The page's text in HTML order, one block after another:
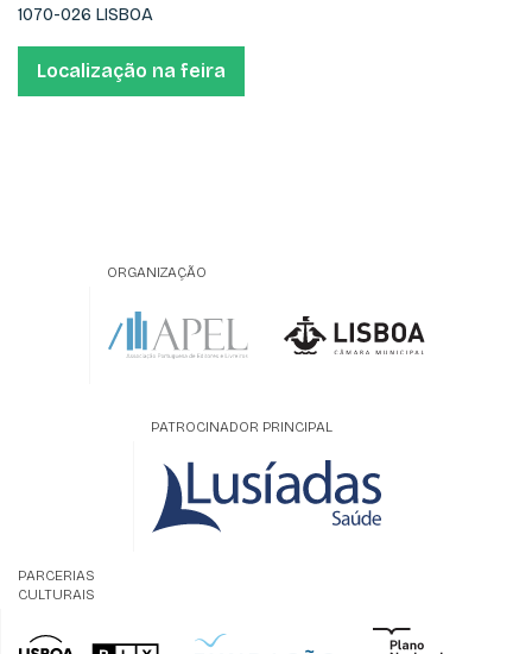
1070-026 LISBOA
Localização na feira
ORGANIZAÇÃO
PATROCINADOR PRINCIPAL
PARCERIAS
CULTURAIS